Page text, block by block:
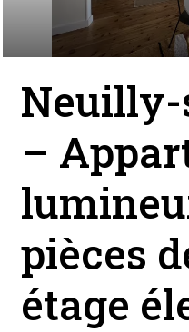
Neuilly-
–
pièces
étage